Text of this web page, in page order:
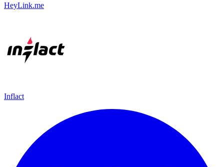
HeyLink.me
Inflact